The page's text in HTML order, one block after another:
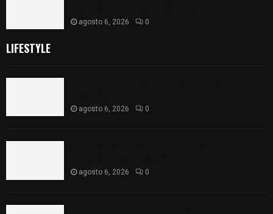
agosto 6, 2026 0
LIFESTYLE
agosto 6, 2026 0
agosto 6, 2026 0